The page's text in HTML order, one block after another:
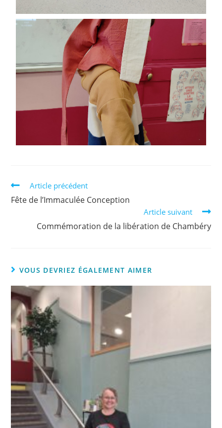
Article précédent
Fête de l’Immaculée Conception
Article suivant
Commémoration de la libération de Chambéry
VOUS DEVRIEZ ÉGALEMENT AIMER